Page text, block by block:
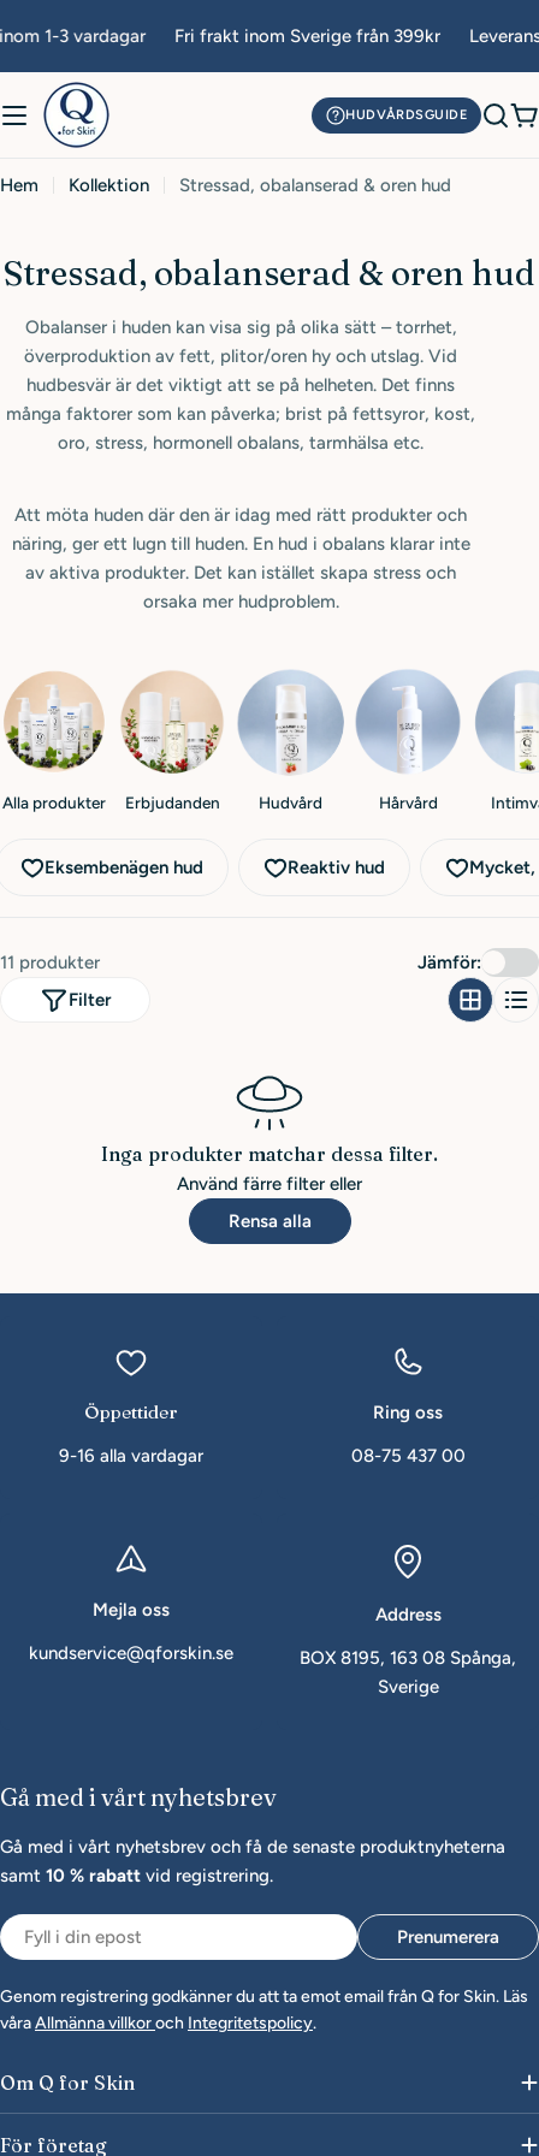
till
innehåll
1-3 vardagar Fri frakt inom Sverige från 399kr
HUDVÅRDSGUIDE
Hem Kollektion Stressad, obalanserad & oren hud
K
e
Stressad, obalanserad & oren hud
Obalanser i huden kan visa sig på olika sätt – torrhet,
överproduktion av fett, plitor/oren hy och utslag. Vid
hudbesvär är det viktigt att se på helheten. Det finns
många faktorer som kan påverka; brist på fettsyror, kost,
oro, stress, hormonell obalans, tarmhälsa etc.
Att möta huden där den är idag med rätt produkter och
näring, ger ett lugn till huden. En hud i obalans klarar inte
av aktiva produkter. Det kan istället skapa stress och
orsaka mer hud­problem.
Alla produkter Erbjudanden Hudvård Hårvård
Eksembenägen hud Reaktiv hud
11 produkter
Filter
Jämför:
Inga produkter matchar dessa filter.
Använd färre filter eller
Rensa alla
Öppettider
9-16 alla vardagar
Ring oss
08-75 437 00
Mejla oss
kundservice@qforskin.se
Address
BOX 8195, 163 08 Spånga,
Sverige
Gå med i vårt nyhetsbrev
Gå med i vårt nyhetsbrev och få de senaste produktnyheterna
samt 10 % rabatt vid registrering.
Epost Prenumerera
Genom registrering godkänner du att ta emot email från Q for Skin. Läs
våraAllmänna villkoroch Integritetspolicy.
Om Q for Skin
För företag